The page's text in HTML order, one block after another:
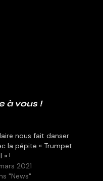
à vous !
nous fait danser
la pépite « Trumpet
» !
2021
"News"